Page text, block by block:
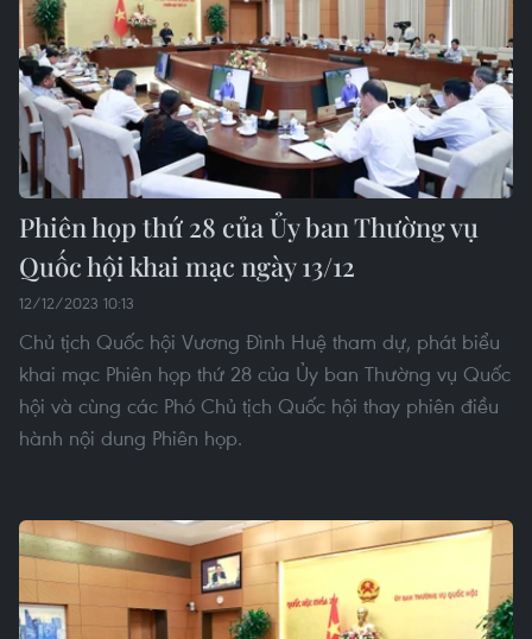
Phiên họp thứ 28 của Ủy ban Thường vụ
Quốc hội khai mạc ngày 13/12
12/12/2023 10:13
Chủ tịch Quốc hội Vương Đình Huệ tham dự, phát biểu
khai mạc Phiên họp thứ 28 của Ủy ban Thường vụ Quốc
hội và cùng các Phó Chủ tịch Quốc hội thay phiên điều
hành nội dung Phiên họp.